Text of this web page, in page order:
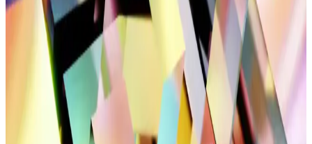
Kadın spor ayakkabıları, hafiflik, nefes alabilirlik ve dayanıklılık
gibi özellikleriyle spor ve günlük yaşamda konfor sağlar.
Performansı artıran tasarımlar, kullanım alanlarına göre seçilir.
Bağcıksız ve Bağlanmayan Bağcık Teknolojileriyle
Konforlu Ayakkabı Tasarımları
Gelişmiş bağcık teknolojileri, ayakkabıları daha pratik ve konforlu
hale getiriyor, kullanım kolaylığı sağlıyor ve hareket özgürlüğünü